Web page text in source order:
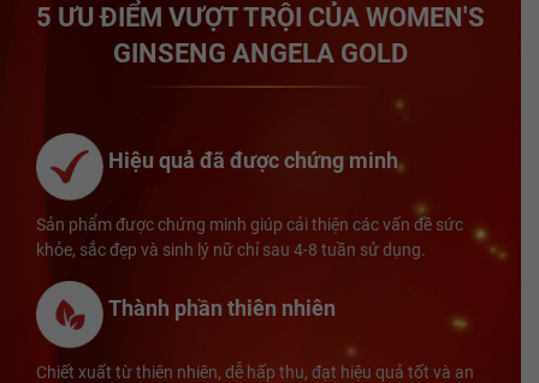
5 ƯU ĐIỂM VƯỢT TRỘI CỦA WOMEN'S
GINSENG ANGELA GOLD
Hiệu quả đã được chứng minh
Sản phẩm được chứng minh giúp cải thiện các vấn đề sức
khỏe, sắc đẹp và sinh lý nữ chỉ sau 4-8 tuần sử dụng.
Thành phần thiên nhiên
Chiết xuất từ thiên nhiên, dễ hấp thu, đạt hiệu quả tốt và an